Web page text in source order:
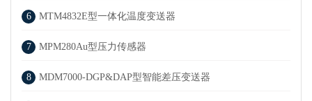
6 MTM4832E型一体化温度变送器
7 MPM280Au型压力传感器
8 MDM7000-DGP&DAP型智能差压变送器